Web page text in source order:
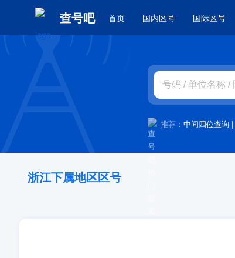
查号吧 首页 国内区号 国际区号
推荐： 中间四位查询 |
浙江下属地区区号